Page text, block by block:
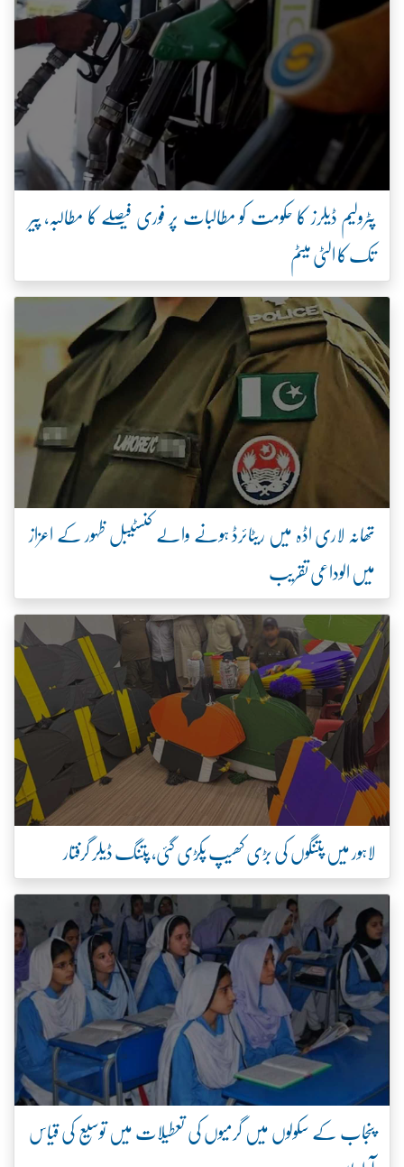
پٹرولیم ڈیلرز کا حکومت کو مطالبات پر فوری فیصلے کا مطالبہ، پیر
تک کا الٹی میٹم
تھانہ لاری اڈہ میں ریٹائرڈ ہونے والے کنسٹیبل ظہور کے اعزاز
میں الوداعی تقریب
لاہور میں پتنگوں کی بڑی کھیپ پکڑی گئی، پتنگ ڈیلر گرفتار
پنجاب کے سکولوں میں گرمیوں کی تعطیلات میں توسیع کی قیاس